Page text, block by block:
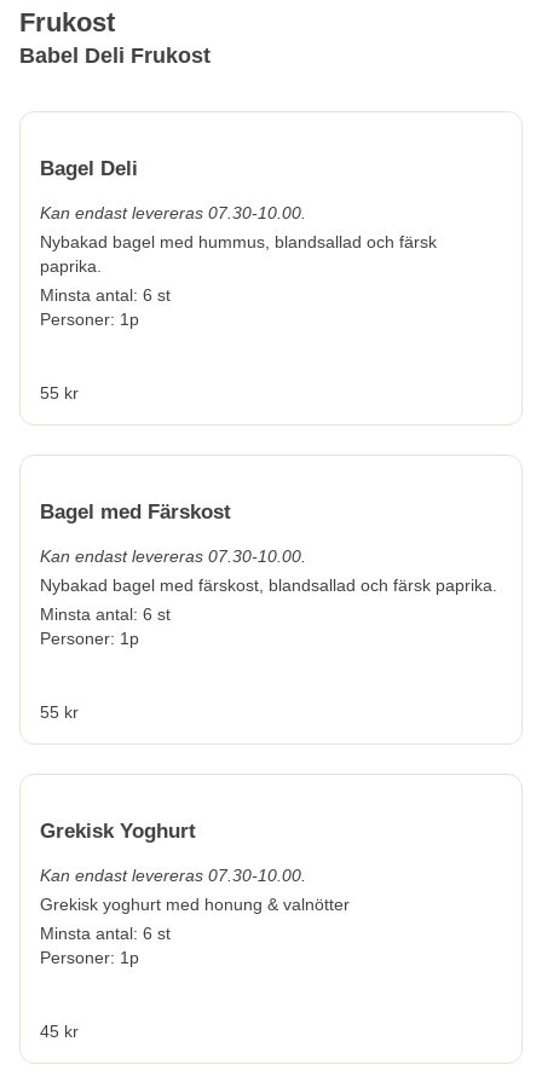
Frukost
Babel Deli Frukost
Bagel Deli
Kan endast levereras 07.30-10.00.
Nybakad bagel med hummus, blandsallad och färsk
paprika.
Minsta antal: 6 st
Personer: 1p
55 kr
Bagel med Färskost
Kan endast levereras 07.30-10.00.
Nybakad bagel med färskost, blandsallad och färsk paprika.
Minsta antal: 6 st
Personer: 1p
55 kr
Grekisk Yoghurt
Kan endast levereras 07.30-10.00.
Grekisk yoghurt med honung & valnötter
Minsta antal: 6 st
Personer: 1p
45 kr